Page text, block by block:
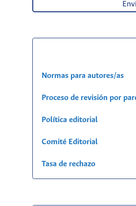
Normas para autores/as
Proceso de revisión por
Política editorial
Comité Editorial
Tasa de rechazo